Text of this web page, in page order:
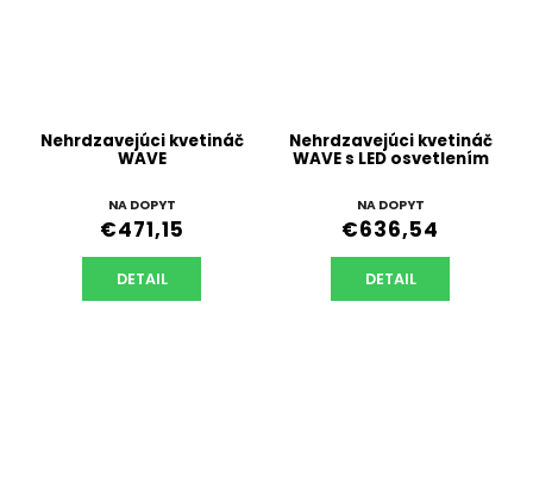
Nehrdzavejúci kvetináč
WAVE
NA DOPYT
€471,15
DETAIL
Nehrdzavejúci kvetináč
WAVE s LED osvetlením
NA DOPYT
€636,54
DETAIL